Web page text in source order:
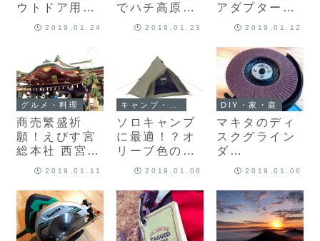
ウトドア用ウ
ォッチの購入
2019.01.24
でハチ高原ス
キー場に行っ
2019.01.23
アダプターと
iPod classic
（？）ので
iPhoneに変
更！
2019.01.12
グルメ・料理
商売繁盛祈
願！えびす宮
総本社 西宮神
社 十日戎2019.01.11
ソロキャンプ
に最適！？オ
リーブ色のコ
ールマン製品
定）がカッコ
イイ♪
2019.01.08
DIY・家・庭
マキタのディ
スクグライン
ダ
「9533BL」
スパークディ
スクでサンダ
代わりに♪
2019.01.06